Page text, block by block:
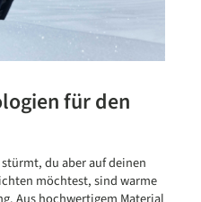
für den
du aber auf deinen
möchtest, sind warme